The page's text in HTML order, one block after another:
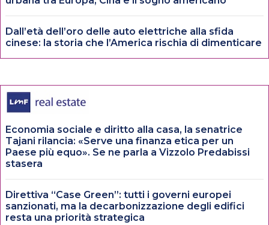
Dall’età dell’oro delle auto elettriche alla sfida
cinese: la storia che l’America rischia di dimenticare
Economia sociale e diritto alla casa, la senatrice
Tajani rilancia: «Serve una finanza etica per un
Paese più equo». Se ne parla a Vizzolo Predabissi
stasera
Direttiva “Case Green”: tutti i governi europei
sanzionati, ma la decarbonizzazione degli edifici
resta una priorità strategica